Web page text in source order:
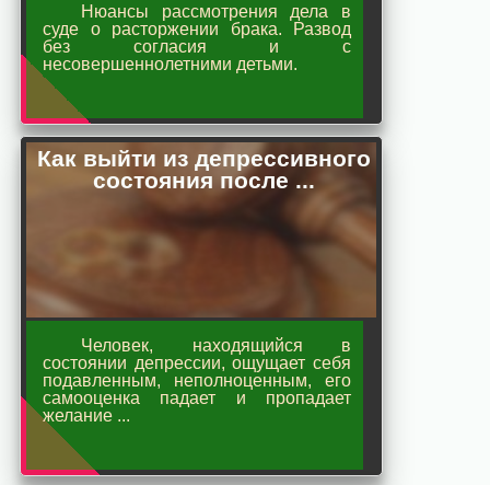
Нюансы рассмотрения дела в
суде о расторжении брака. Развод
без согласия и с
несовершеннолетними детьми.
Как выйти из депрессивного
состояния после ...
Человек, находящийся в
состоянии депрессии, ощущает себя
подавленным, неполноценным, его
самооценка падает и пропадает
желание ...